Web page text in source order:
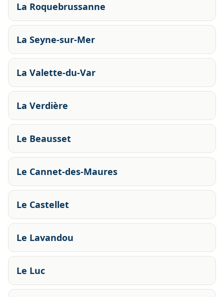
La Roquebrussanne
La Seyne-sur-Mer
La Valette-du-Var
La Verdière
Le Beausset
Le Cannet-des-Maures
Le Castellet
Le Lavandou
Le Luc